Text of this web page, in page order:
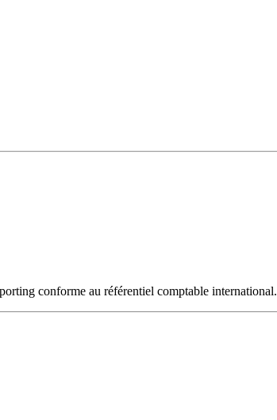
conforme au référentiel comptable international.